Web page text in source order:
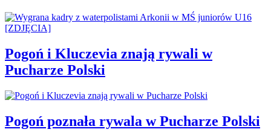
Pogoń i Kluczevia znają rywali w
Pucharze Polski
Pogoń poznała rywala w Pucharze Polski